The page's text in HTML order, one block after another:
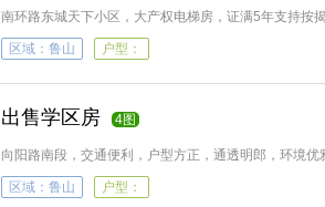
南环路东城天下小区，大产权电梯房，证满5年支持按
电话18239793000
区域：鲁山 户型：
出售学区房 4图
向阳路南段，交通便利，户型方正，通透明郎，环境
诚意出售。水电齐全，有储藏室
区域：鲁山 户型：